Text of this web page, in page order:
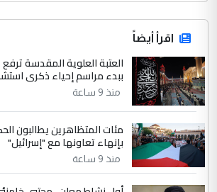
اقرأ أيضاً
العتبة العلوية المقدسة ترفع
ببدء مراسم إحياء ذكرى
منذ 9 ساعة
مئات المتظاهرين يطالبون
بإنهاء تعاونها مع "إسرائيل"
منذ 9 ساعة